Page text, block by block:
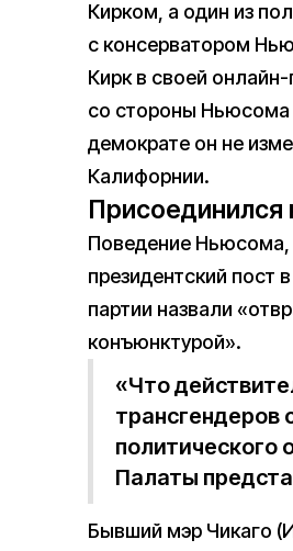
Кирком, а один из
с консерватором
Кирк в своей
со стороны Ньюсома
демократе он не
Калифорнии.
Присоединился
Поведение Ньюсома,
президентский пост
партии назвали
конъюнктурой».
«Что
трансгендеров
политического
Палаты
Бывший мэр Чикаго